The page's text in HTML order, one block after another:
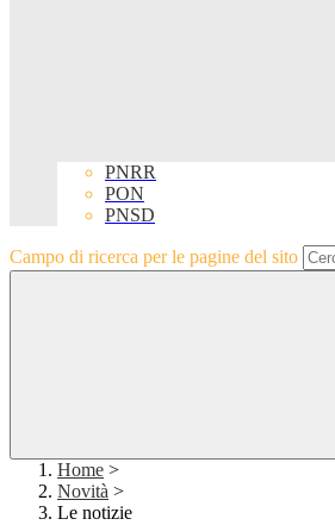
PNRR
PON
PNSD
Campo di ricerca per le pagine del sito
Home >
Novità >
Le notizie